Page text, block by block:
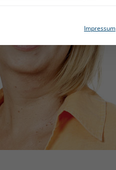
Impressum